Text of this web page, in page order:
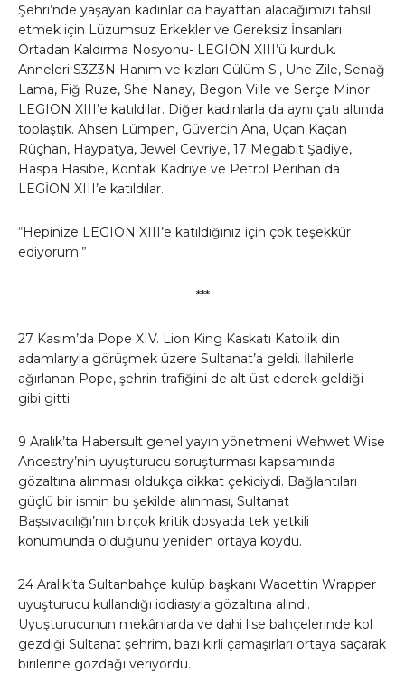
Şehri’nde yaşayan kadınlar da hayattan alacağımızı tahsil
etmek için Lüzumsuz Erkekler ve Gereksiz İnsanları
Ortadan Kaldırma Nosyonu- LEGION XIII’ü kurduk.
Anneleri S3Z3N Hanım ve kızları Gülüm S., Une Zile, Senağ
Lama, Fiğ Ruze, She Nanay, Begon Ville ve Serçe Minor
LEGION XIII’e katıldılar. Diğer kadınlarla da aynı çatı altında
toplaştık. Ahsen Lümpen, Güvercin Ana, Uçan Kaçan
Rüçhan, Haypatya, Jewel Cevriye, 17 Megabit Şadiye,
Haspa Hasibe, Kontak Kadriye ve Petrol Perihan da
LEGİON XIII’e katıldılar.
“Hepinize LEGION XIII’e katıldığınız için çok teşekkür
ediyorum.”
***
27 Kasım’da Pope XIV. Lion King Kaskatı Katolik din
adamlarıyla görüşmek üzere Sultanat’a geldi. İlahilerle
ağırlanan Pope, şehrin trafiğini de alt üst ederek geldiği
gibi gitti.
9 Aralık’ta Habersult genel yayın yönetmeni Wehwet Wise
Ancestry’nin uyuşturucu soruşturması kapsamında
gözaltına alınması oldukça dikkat çekiciydi. Bağlantıları
güçlü bir ismin bu şekilde alınması, Sultanat
Başsıvacılığı’nın birçok kritik dosyada tek yetkili
konumunda olduğunu yeniden ortaya koydu.
24 Aralık’ta Sultanbahçe kulüp başkanı Wadettin Wrapper
uyuşturucu kullandığı iddiasıyla gözaltına alındı.
Uyuşturucunun mekânlarda ve dahi lise bahçelerinde kol
gezdiği Sultanat şehrim, bazı kirli çamaşırları ortaya saçarak
birilerine gözdağı veriyordu.